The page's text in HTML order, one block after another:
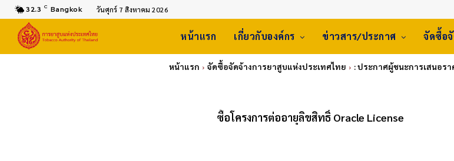
32.3 C Bangkok วันศุกร์ 7 สิงหาคม 2026
หน้าแรก เกี่ยวกับองค์กร ข่าวสาร/ประกาศ จัดซื้อ
หน้าแรก จัดซื้อจัดจ้างการยาสูบแห่งประเทศไทย : ประกาศผู้ชนะการเสนอรา
ซื้อโครงการต่ออายุลิขสิทธิ์ Oracle License